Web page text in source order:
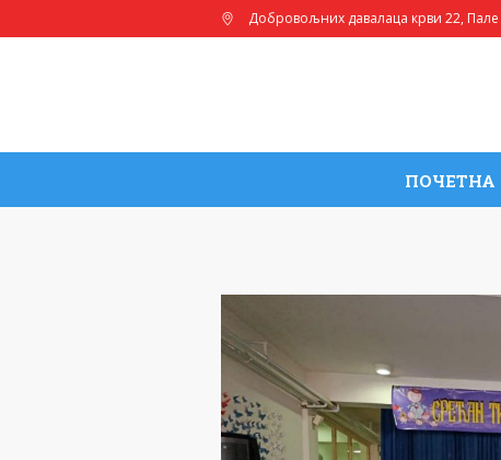
Добровољних давалаца крви 22, Пале
ПОЧЕТНА